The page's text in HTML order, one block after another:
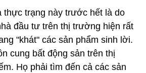
thực trạng này trước hết là do
đầu tư trên thị trường hiện rất
"khát" các sản phẩm sinh lời.
cung bất động sản trên thị
Họ phải tìm đến cả các sản